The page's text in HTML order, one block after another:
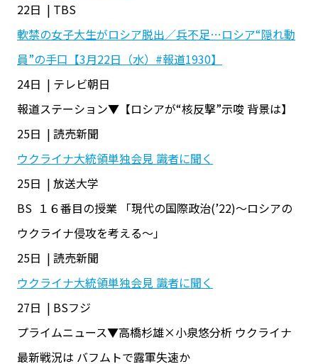
22日 | TBS
軟禁の女子大生がロシア脱出／兵不足…ロシア“隠れ動
員”の手口【3月22日（水）#報道1930】
24日 | テレビ朝日
報道ステーション▼【ロシアが“核反撃”示唆 背景は】
25日 | 読売新聞
ウクライナ大統領単独会見 識者に聞く
25日 | 放送大学
BS １６番目の授業 「現代の国際政治(’22)〜ロシアの
ウクライナ侵攻を考える〜」
25日 | 読売新聞
ウクライナ大統領単独会見 識者に聞く
27日 | BSフジ
プライムニュース▼高橋杉雄×小泉悠分析 ウクライナ
最新戦況は バフムトで露軍失速か